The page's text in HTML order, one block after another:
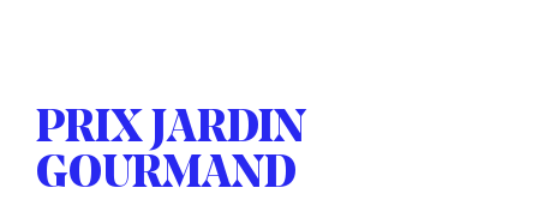
PRIX JARDIN
GOURMAND